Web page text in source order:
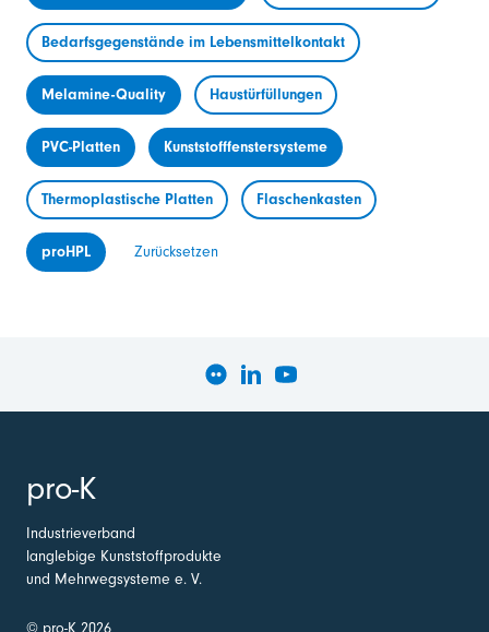
Bedarfsgegenstände im Lebensmittelkontakt
Melamine-Quality Haustürfüllungen
PVC-Platten Kunststofffenstersysteme
Thermoplastische Platten Flaschenkasten
proHPL Zurücksetzen
pro-K
Industrieverband
langlebige Kunststoffprodukte
und Mehrwegsysteme e. V.
© pro-K 2026